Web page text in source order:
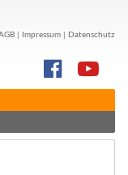
Impressum Datenschutz